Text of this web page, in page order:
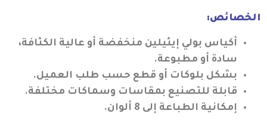
الخصائص:
أكياس بولي إيثيلين منخفضة أو عالية الكثافة،
سادة أو مطبوعة.
بشكل بلوكات أو قطع حسب طلب العميل.
قابلة للتصنيع بمقاسات وسماكات مختلفة.
إمكانية الطباعة إلى 8 ألوان.